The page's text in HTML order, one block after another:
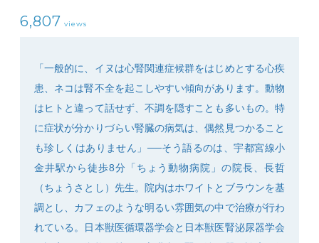
SEARCH
6,807 views
「一般的に、イヌは心腎関連症候群をはじめとする心疾
患、ネコは腎不全を起こしやすい傾向があります。動物
はヒトと違って話せず、不調を隠すことも多いもの。特
に症状が分かりづらい腎臓の病気は、偶然見つかること
も珍しくはありません」──そう語るのは、宇都宮線小
金井駅から徒歩8分「ちょう動物病院」の院長、長哲
（ちょうさとし）先生。院内はホワイトとブラウンを基
調とし、カフェのような明るい雰囲気の中で治療が行わ
れている。日本獣医循環器学会と日本獣医腎泌尿器学会